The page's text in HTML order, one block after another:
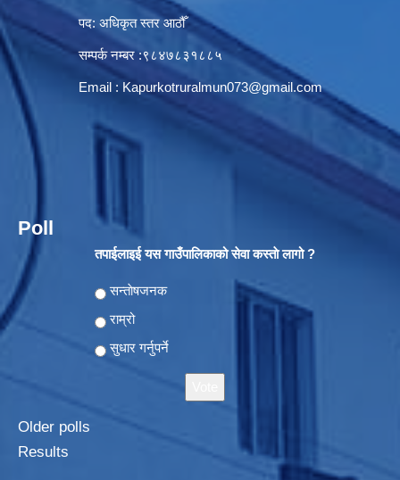
पद: अधिकृत स्तर आठौँ
सम्पर्क नम्बर :९८४७८३१८८५
Email : Kapurkotruralmun073@gmail.com
Poll
तपाईलाइई यस गाउँपालिकाको सेवा कस्ताे लागो ?
Choices
सन्ताेषजनक
राम्रो
सुधार गर्नुपर्ने
Older polls
Results